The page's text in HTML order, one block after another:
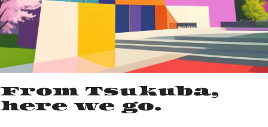
Tsukuba
International
From Tsukuba,
here we go.
BEST CHOICE​
世界最大級のサイエンスシティ
“つくば”で開催するという選択